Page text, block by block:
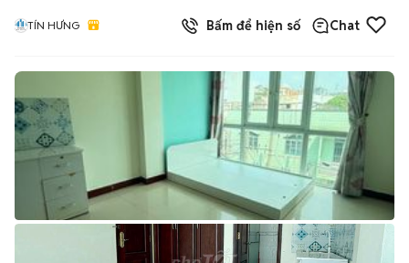
TÍN HƯNG Bấm để hiện số Chat